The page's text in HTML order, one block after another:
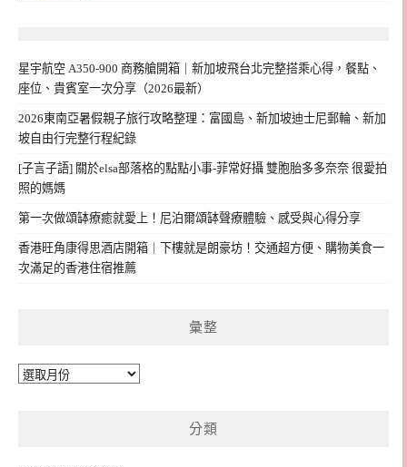
星宇航空 A350-900 商務艙開箱｜新加坡飛台北完整搭乘心得，餐點、
座位、貴賓室一次分享（2026最新）
2026東南亞暑假親子旅行攻略整理：富國島、新加坡迪士尼郵輪、新加
坡自由行完整行程紀錄
[子言子語] 關於elsa部落格的點點小事-菲常好攝 雙胞胎多多奈奈 很愛拍
照的媽媽
第一次做頌缽療癒就愛上！尼泊爾頌缽聲療體驗、感受與心得分享
香港旺角康得思酒店開箱｜下樓就是朗豪坊！交通超方便、購物美食一
次滿足的香港住宿推薦
彙整
彙
分類